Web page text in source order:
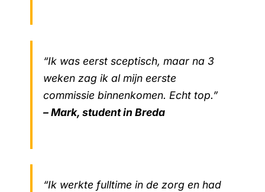
“Ik was eerst sceptisch, maar na 3
weken zag ik al mijn eerste
commissie binnenkomen. Echt top.”
– Mark, student in Breda
“Ik werkte fulltime in de zorg en had